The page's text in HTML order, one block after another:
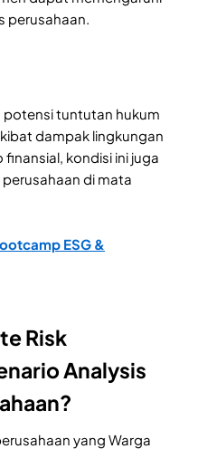
perusahaan.
tuntutan hukum
dampak lingkungan
kondisi ini juga
di mata
ESG &
Risk
Analysis
yang Warga